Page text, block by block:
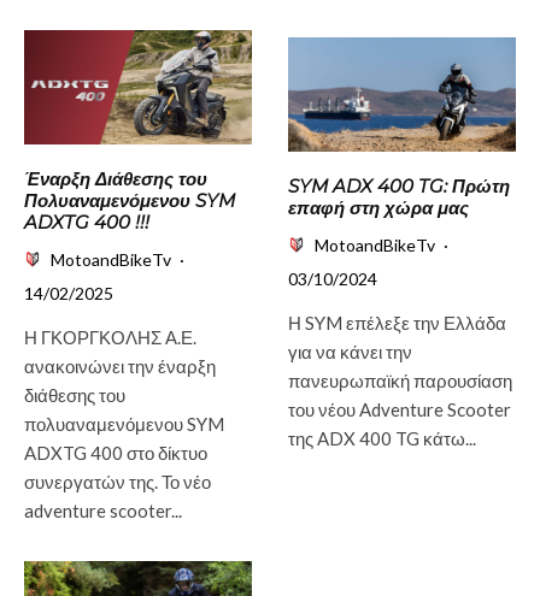
Έναρξη Διάθεσης του
Πολυαναμενόμενου SYM
ADXTG 400 !!!
MotoandBikeTv ·
14/02/2025
Η ΓΚΟΡΓΚΟΛΗΣ Α.Ε.
ανακοινώνει την έναρξη
διάθεσης του
πολυαναμενόμενου SYM
ADXTG 400 στο δίκτυο
συνεργατών της. Το νέο
adventure scooter...
SYM ADX 400 TG: Πρώτη
επαφή στη χώρα μας
MotoandBikeTv ·
03/10/2024
Η SYM επέλεξε την Ελλάδα
για να κάνει την
πανευρωπαϊκή παρουσίαση
του νέου Adventure Scooter
της ADX 400 TG κάτω...